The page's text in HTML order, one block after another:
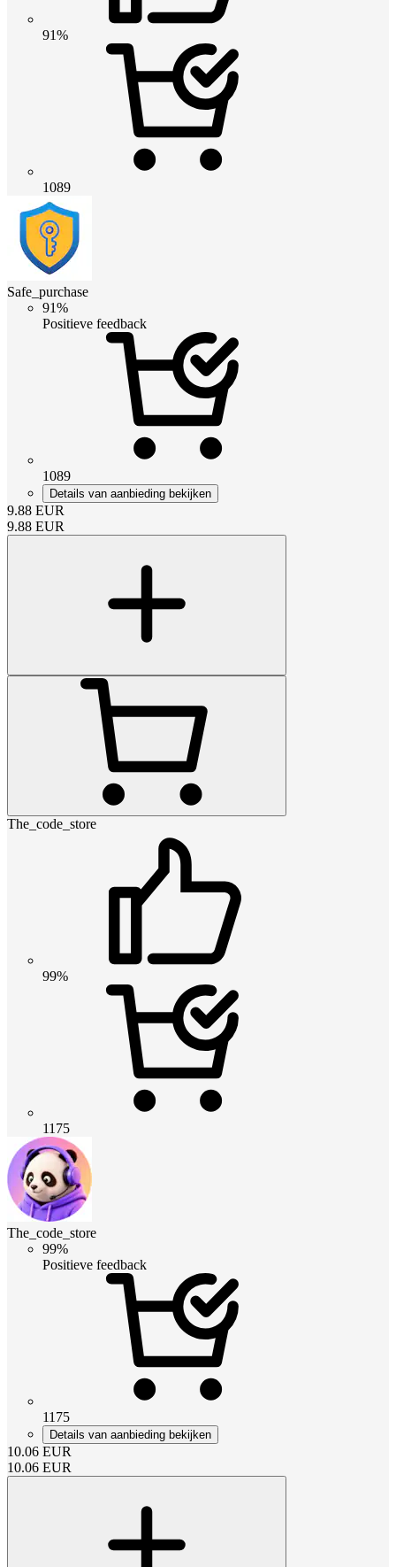
91%
1089
Safe_purchase
91%
Positieve feedback
1089
Details van aanbieding bekijken
9.88 EUR
9.88 EUR
The_code_store
99%
1175
The_code_store
99%
Positieve feedback
1175
Details van aanbieding bekijken
10.06 EUR
10.06 EUR